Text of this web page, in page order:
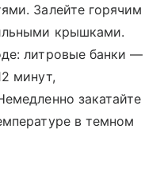
Залейте горячим
крышками.
литровые банки —
минут,
закатайте
в темном